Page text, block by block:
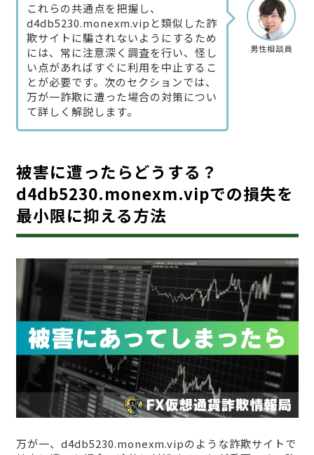
男性相談員
これらの共通点を把握し、
d4db5230.monexm.vipと類似した詐
欺サイトに騙されないようにするため
には、常に注意深く調査を行い、怪し
い点があればすぐに利用を中止するこ
とが必要です。次のセクションでは、
万が一詐欺に遭った場合の対策につい
て詳しく解説します。
被害に遭ったらどうする？
d4db5230.monexm.vipでの損失を
最小限に抑える方法
万が一、d4db5230.monexm.vipのような詐欺サイトで